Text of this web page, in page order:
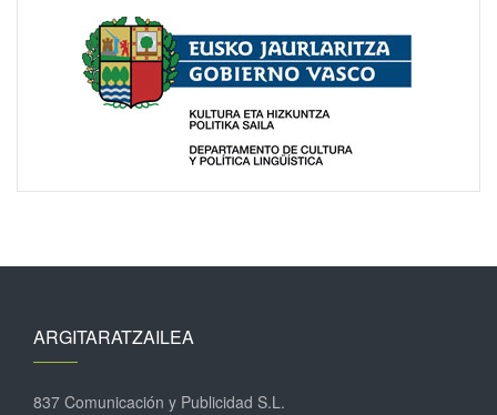
ARGITARATZAILEA
837 Comunicación y Publicidad S.L.